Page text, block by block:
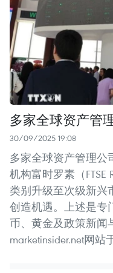
多家全球资产管
30/09/2025 19:08
多家全球资产管理公
机构富时罗素（FTSE
类别升级至次级新兴
创造机遇。上述是专
币、黄金及政策新闻
marketinsider.net网站